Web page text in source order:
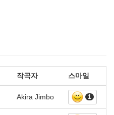
작곡자 스마일
Akira Jimbo 1